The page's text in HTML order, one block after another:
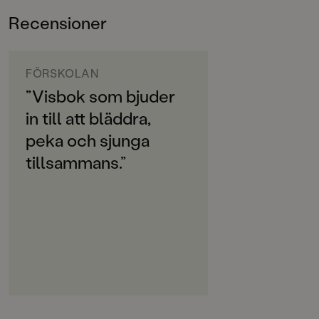
0-3
Svenska
SPRÅK
Svenska
PUBLICERINGSDATUM
2023-01-02
Recensioner
FÖRSKOLAN
”Visbok som bjuder
in till att bläddra,
peka och sjunga
tillsammans.”